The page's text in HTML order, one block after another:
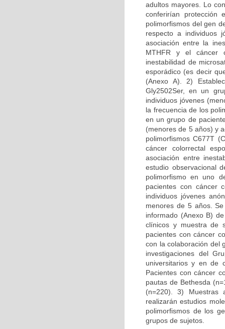
adultos mayores. Lo
conferirían protección
polimorfismos del gen
respecto a individuos
asociación entre la
MTHFR y el cáncer
inestabilidad de
esporádico (es decir
(Anexo A). 2)
Gly2502Ser, en un
individuos jóvenes
la frecuencia de los
en un grupo de
(menores de 5 años) y
polimorfismos C677T
cáncer colorrectal
asociación entre
estudio observacional
polimorfismo en uno
pacientes con cáncer
individuos jóvenes
menores de 5 años.
informado (Anexo B)
clínicos y muestra de
pacientes con cáncer
con la colaboración del
investigaciones del
universitarios y en de
Pacientes con cáncer
pautas de Bethesda
(n=220). 3) Muestras
realizarán estudios
polimorfismos de los
grupos de sujetos.